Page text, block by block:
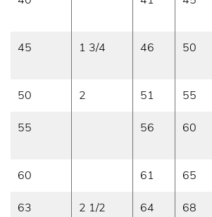
45 1 3/4 46 50
50 2 51 55
55 56 60
60 61 65
63 2 1/2 64 68